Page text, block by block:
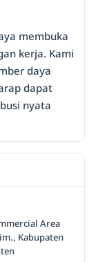
membuka
kerja. Kami
daya
dapat
nyata
Area
Kabupaten